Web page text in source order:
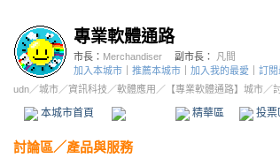
專業軟體通路
市長： Merchandiser 副市長：
凡間
加入本城市
推薦本城市 加入我的最愛
訂閱
udn／城市／資訊科技 ／軟體應用 ／ 【專業軟體通路】城市／
本城市首頁 精華區 投票
討論區／產品與服務